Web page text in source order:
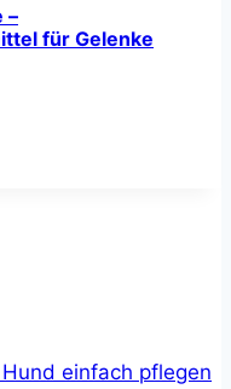
–
für Gelenke